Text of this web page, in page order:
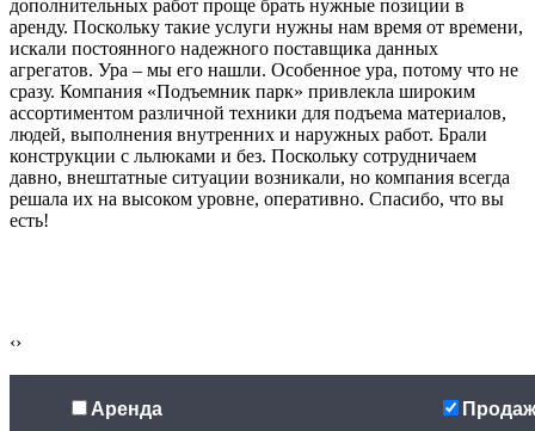
дополнительных работ проще брать нужные позиции в
аренду. Поскольку такие услуги нужны нам время от времени,
искали постоянного надежного поставщика данных
агрегатов. Ура – мы его нашли. Особенное ура, потому что не
сразу. Компания «Подъемник парк» привлекла широким
ассортиментом различной техники для подъема материалов,
людей, выполнения внутренних и наружных работ. Брали
конструкции с льлюками и без. Поскольку сотрудничаем
давно, внештатные ситуации возникали, но компания всегда
решала их на высоком уровне, оперативно. Спасибо, что вы
есть!
‹›
Аренда